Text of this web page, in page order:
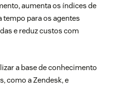
aumenta os índices de
para os agentes
e reduz custos com
a base de conhecimento
como a Zendesk, e